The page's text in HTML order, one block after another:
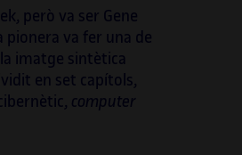
però va ser Gene
pionera va fer una de
imatge sintètica
en set capítols,
computer